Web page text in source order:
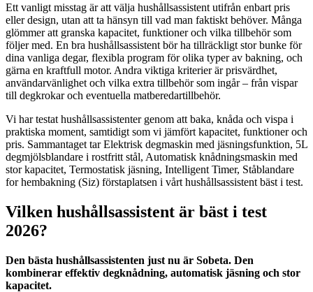
Ett vanligt misstag är att välja hushållsassistent utifrån enbart pris
eller design, utan att ta hänsyn till vad man faktiskt behöver. Många
glömmer att granska kapacitet, funktioner och vilka tillbehör som
följer med. En bra hushållsassistent bör ha tillräckligt stor bunke för
dina vanliga degar, flexibla program för olika typer av bakning, och
gärna en kraftfull motor. Andra viktiga kriterier är prisvärdhet,
användarvänlighet och vilka extra tillbehör som ingår – från vispar
till degkrokar och eventuella matberedartillbehör.
Vi har testat hushållsassistenter genom att baka, knåda och vispa i
praktiska moment, samtidigt som vi jämfört kapacitet, funktioner och
pris. Sammantaget tar Elektrisk degmaskin med jäsningsfunktion, 5L
degmjölsblandare i rostfritt stål, Automatisk knådningsmaskin med
stor kapacitet, Termostatisk jäsning, Intelligent Timer, Ståblandare
for hembakning (Siz) förstaplatsen i vårt hushållsassistent bäst i test.
Vilken hushållsassistent är bäst i test
2026?
Den bästa hushållsassistenten just nu är Sobeta. Den
kombinerar effektiv degknådning, automatisk jäsning och stor
kapacitet.